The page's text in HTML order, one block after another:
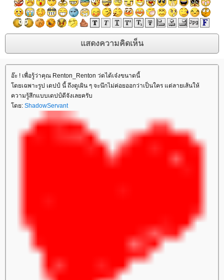
อ๊ะ ! เพื่อรู้ว่าคุณ Renton_Renton ว่ดได้เจ๋งขนาดนี้
ดยเฉพาะรูป เดปป์ นี้ ถึงดูเผิน ๆ จะนึกไม่ค่อยออกว่าเป็นใคร แต่ลายเส้นให้
ความรู้สึกแบบเดปป์ดีจังเลยครับ
ดย: ShadowServant